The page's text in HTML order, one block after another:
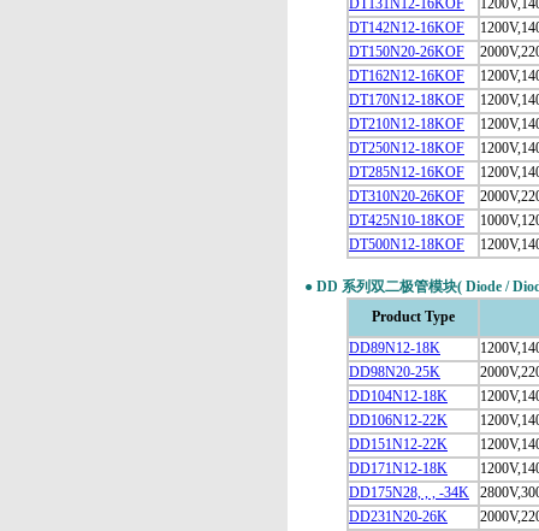
DT131N12-16KOF
DT142N12-16KOF
DT150N20-26KOF
DT162N12-16KOF
DT170N12-18KOF
DT210N12-18KOF
DT250N12-18KOF
DT285N12-16KOF
DT310N20-26KOF
DT425N10-18KOF
DT500N12-18KOF
● DD 系列双二极管模块( Diode /
Product Type
DD89N12-18K
DD98N20-25K
DD104N12-18K
DD106N12-22K
DD151N12-22K
DD171N12-18K
DD175N28, , , -34K
DD231N20-26K